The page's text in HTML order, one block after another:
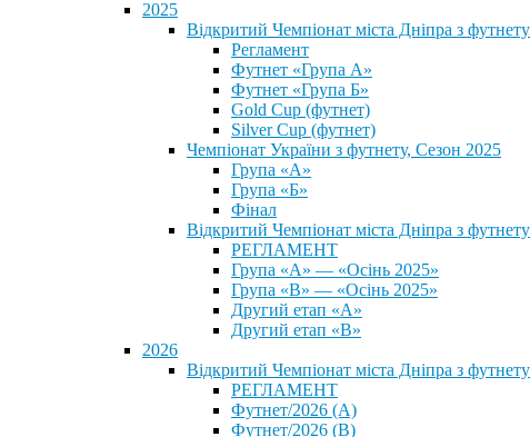
2025
Відкритий Чемпіонат міста Дніпра з
Регламент
Футнет «Група А»
Футнет «Група Б»
Gold Cup (футнет)
Silver Cup (футнет)
Чемпіонат України з футнету, Сезон 2025
Група «А»
Група «Б»
Фінал
Відкритий Чемпіонат міста Дніпра з
РЕГЛАМЕНТ
Група «А» — «Осінь 2025»
Група «В» — «Осінь 2025»
Другий етап «А»
Другий етап «В»
2026
Відкритий Чемпіонат міста Дніпра з
РЕГЛАМЕНТ
Футнет/2026 (А)
Футнет/2026 (В)